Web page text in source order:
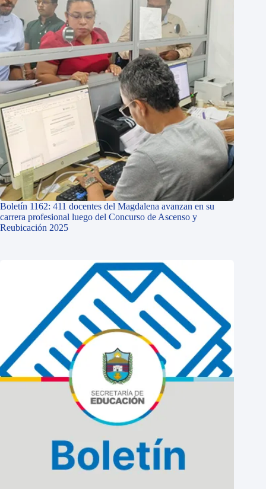
Boletín 1162: 411 docentes del Magdalena avanzan en su
carrera profesional luego del Concurso de Ascenso y
Reubicación 2025